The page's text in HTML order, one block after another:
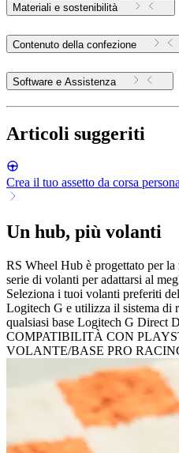
Materiali e sostenibilità
Contenuto della confezione
Software e Assistenza
Articoli suggeriti
Crea il tuo assetto da corsa
Un hub, più volanti
RS Wheel Hub è progettato per
serie di volanti per adattarsi al
Seleziona i tuoi volanti preferiti
Logitech G e utilizza il sistema di
qualsiasi base Logitech G Direct
COMPATIBILITÀ CON
VOLANTE/BASE PRO